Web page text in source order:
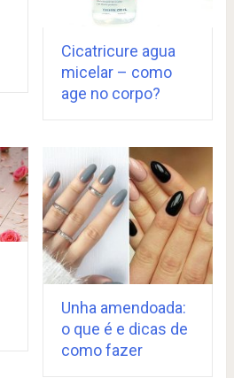
Cicatricure agua
micelar – como
age no corpo?
Unha amendoada:
o que é e dicas de
como fazer